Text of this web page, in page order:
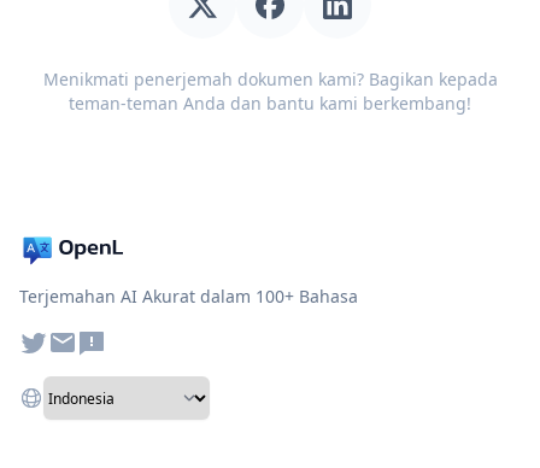
Menikmati penerjemah dokumen kami? Bagikan kepada
teman-teman Anda dan bantu kami berkembang!
Terjemahan AI Akurat dalam 100+ Bahasa